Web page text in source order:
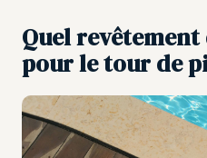
Quel
pour le tour de